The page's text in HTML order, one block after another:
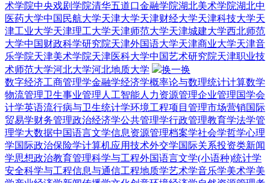
术学院中央戏剧学院清华五道口金融学院湖北美术学院湖北中
医药大学中国民航大学天津大学天津财经大学天津科技大学天
津工业大学天津理工大学天津师范大学天津城建大学西北师范
大学中国财政科学研究院天津外国语大学天津商业大学天津音
乐学院天津美术学院天津医科大学中国艺术研究院天津职业技
术师范大学河北大学河北地质大学
换一换
数字经济工商管理学金融学经济学概率论与数理统计计算数学
物流管理卫生事业管理 人工智能人力资源管理企业管理国学会
计学英语流行病与卫生统计学环境工程项目管理市场营销国际
贸易学财务管理政治经济学公共管理学行政管理教育学法学管
理学大数据中国语言文学信息资源管理档案学社会学哲学心理
学国际政治保险学计算机应用技术外交学国际关系投资类新闻
学思想政治教育管理科学与工程外国语言文学(小语种)统计学
安全科学与工程信息与通信工程地质学艺术学音乐学美术学美